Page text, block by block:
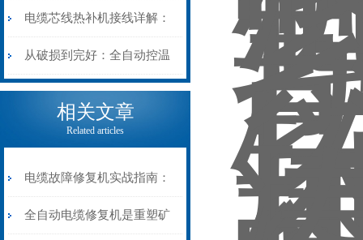
断逻辑
辑
工作原理：揭秘高效润滑的
机械密码
电缆芯线热补机接线详解：
从入门到精通
从破损到完好：全自动控温
电缆热补机的核心价值
相关文章
Related articles
电缆故障修复机实战指南：
从“盲测”到“精确定点”的三
全自动电缆修复机是重塑矿